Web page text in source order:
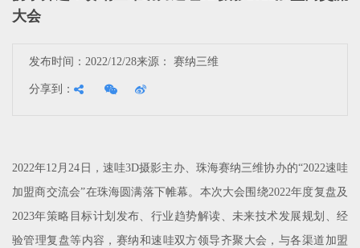
大会
发布时间：2022/12/28来源： 赛纳三维
分享到：
2022年12月24日，速哇3D摄影主办、珠海赛纳三维协办的“2022速哇
加盟商交流会”在珠海圆满落下帷幕。本次大会围绕2022年度复盘及
2023年策略目标计划发布、行业趋势解读、未来技术发展规划、经
验管理复盘等内容，赛纳和速哇双方领导齐聚大会，与各渠道加盟